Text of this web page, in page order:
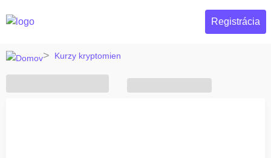
Registrácia
Kurzy kryptomien